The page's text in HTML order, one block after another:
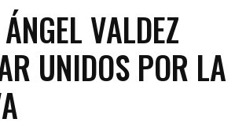
VALDEZ
UNIDOS POR LA